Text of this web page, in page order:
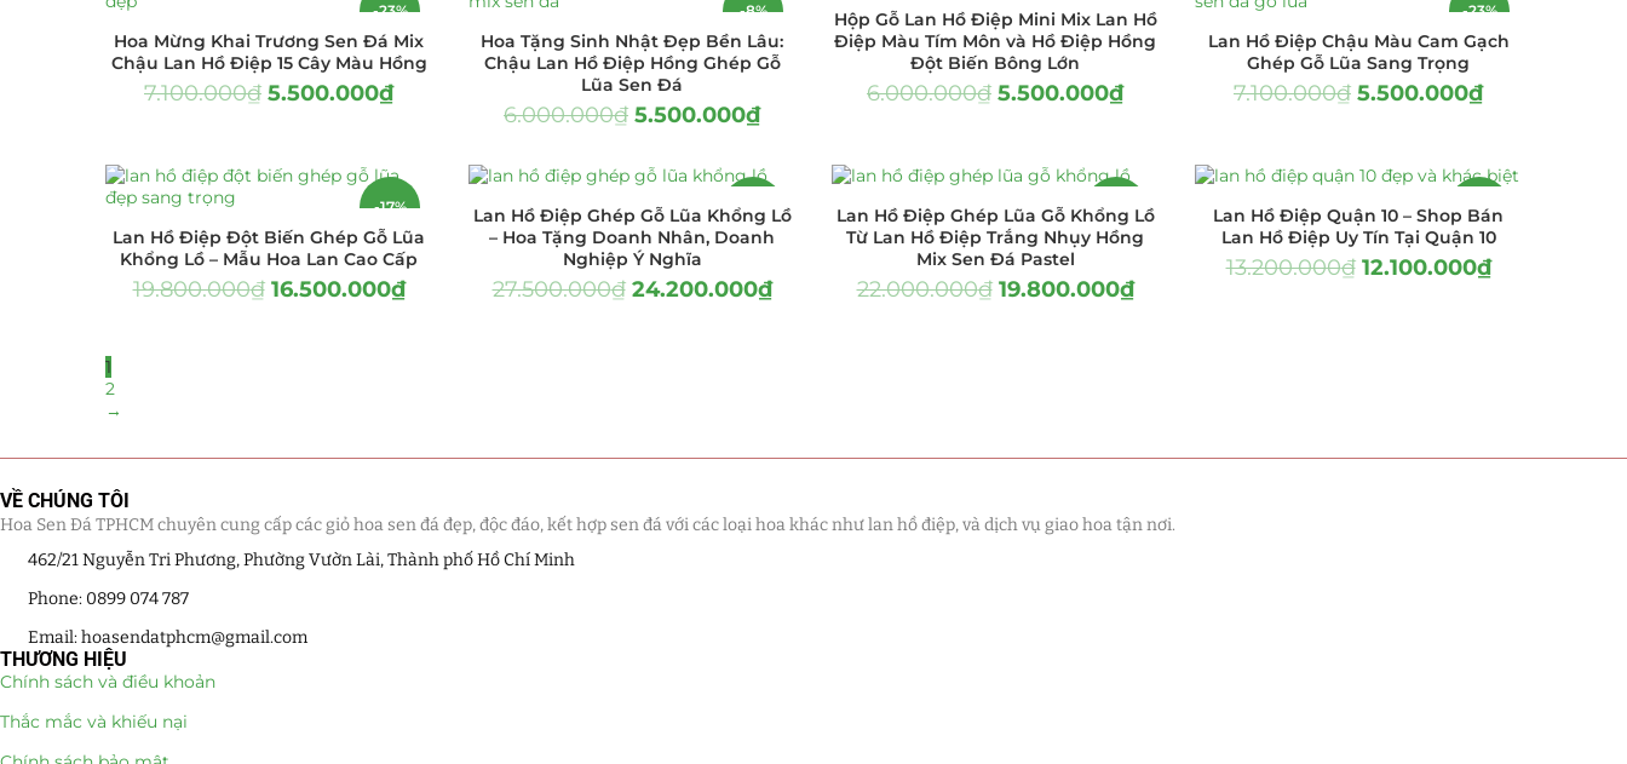
Hoa Tặng 20/10 (33)
(507)
(41)
Quà Tặng Khách Hàng
(390)
Quà Tặng Sếp
(320)
(278)
Bình Hoa Sen Đá (106)
Bó Hoa Sen Đá (32)
Hoa Cưới Sen Đá
-23%
Hoa Mừng Khai Trương Sen Đá Mix
Chậu Lan Hồ Điệp 15 Cây Màu Hồng
7.100.000₫ 5.500.000₫
-8%
Hoa Tặng Sinh Nhật Đẹp Bền Lâu:
Chậu Lan Hồ Điệp Hồng Ghép Gỗ
Lũa Sen Đá
6.000.000₫ 5.500.000₫
Hộp Gỗ Lan Hồ Điệp Mini Mix Lan Hồ
Điệp Màu Tím Môn và Hồ Điệp Hồng
Đột Biến Bông Lớn
6.000.000₫ 5.500.000₫
-23%
Lan Hồ Điệp Chậu Màu Cam Gạch
Ghép Gỗ Lũa Sang Trọng
7.100.000₫ 5.500.000₫
-17%
Lan Hồ Điệp Đột Biến Ghép Gỗ Lũa
Khổng Lồ – Mẫu Hoa Lan Cao Cấp
19.800.000₫ 16.500.000₫
-12%
Lan Hồ Điệp Ghép Gỗ Lũa Khổng Lồ
– Hoa Tặng Doanh Nhân, Doanh
Nghiệp Ý Nghĩa
27.500.000₫ 24.200.000₫
-10%
Lan Hồ Điệp Ghép Lũa Gỗ Khổng Lồ
Từ Lan Hồ Điệp Trắng Nhụy Hồng
Mix Sen Đá Pastel
22.000.000₫ 19.800.000₫
-8%
Lan Hồ Điệp Quận 10 – Shop Bán
Lan Hồ Điệp Uy Tín Tại Quận 10
13.200.000₫ 12.100.000₫
1
2
→
VỀ CHÚNG TÔI
Hoa Sen Đá TPHCM chuyên cung cấp các giỏ hoa sen đá đẹp, độc đáo, kết hợp sen đá với các loại hoa khác như lan hồ điệp, và dịch vụ giao hoa tận nơi.
462/21 Nguyễn Tri Phương, Phường Vườn Lài, Thành phố Hồ Chí Minh
Phone: 0899 074 787
Email: hoasendatphcm@gmail.com
THƯƠNG HIỆU
Chính sách và điều khoản
Thắc mắc và khiếu nại